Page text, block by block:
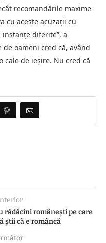
recomandările maxime
cu aceste acuzații cu
diferite”, a
oameni cred că, având
cale de ieșire. Nu cred că
rădăcini românești pe care
știi că e româncă